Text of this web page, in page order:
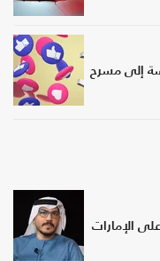
إلى مسرح
على الإمارات